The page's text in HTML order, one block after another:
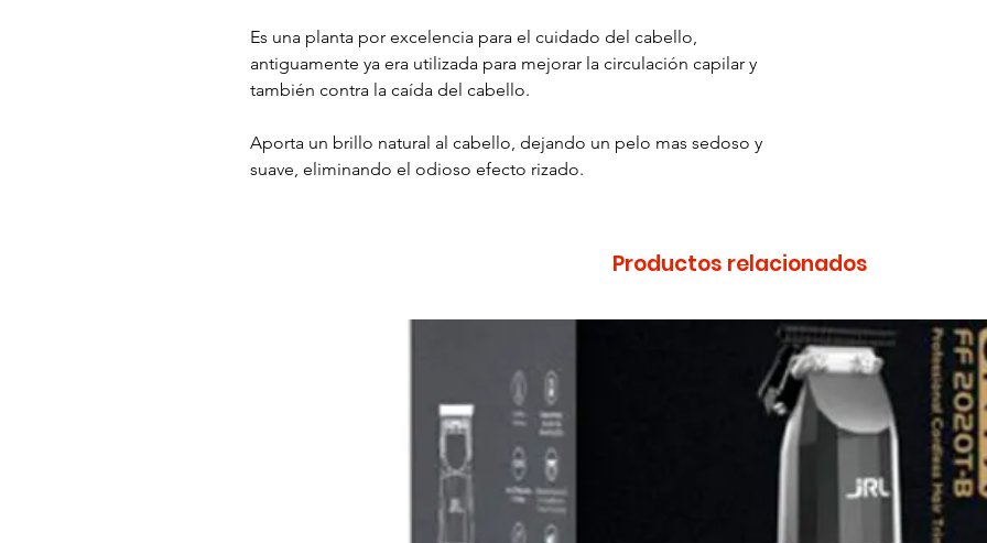
Es una planta por excelencia para el cuidado del cabello,
antiguamente ya era utilizada para mejorar la circulación capilar y
también contra la caída del cabello.
Aporta un brillo natural al cabello, dejando un pelo mas sedoso y
suave, eliminando el odioso efecto rizado.
Productos relacionados